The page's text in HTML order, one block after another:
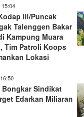
15:04
III/Puncak
Talenggen Bakar
Kampung Muara
Tim Patroli Koops
Lokasi
Bongkar Sindikat
Edarkan Miliaran